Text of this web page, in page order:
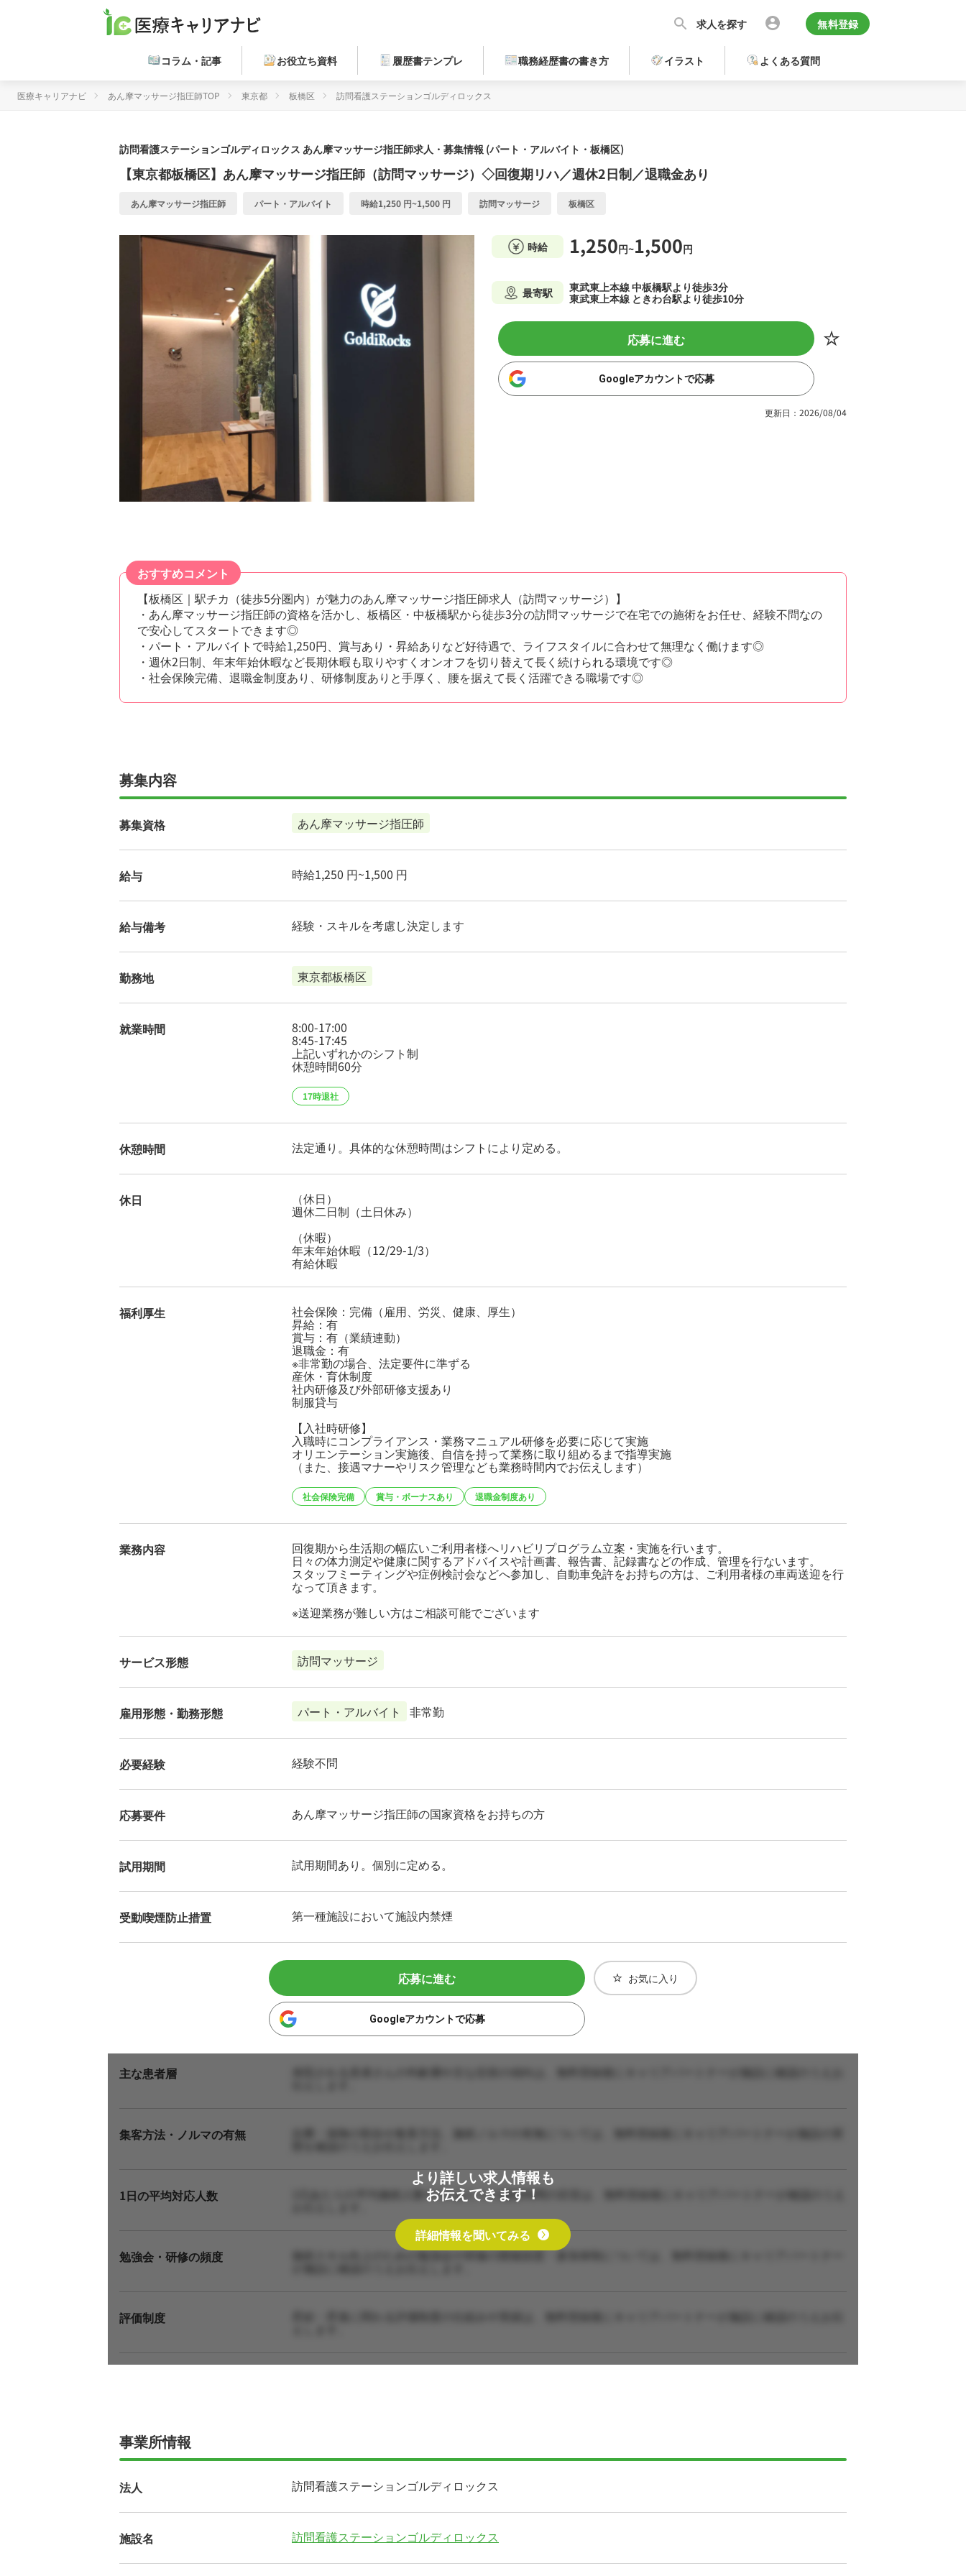
求人を探す 無料登録
コラム・記事 お役立ち資料 履歴書テンプレ 職務経歴書の書き方 イラスト よくある質問
医療キャリアナビ あん摩マッサージ指圧師TOP 東京都 板橋区 訪問看護ステーションゴルディロックス
訪問看護ステーションゴルディロックス あん摩マッサージ指圧師求人・募集情報 (パート・アルバイト・板橋区)
【東京都板橋区】あん摩マッサージ指圧師（訪問マッサージ）◇回復期リハ／週休2日制／退職金あり
あん摩マッサージ指圧師 パート・アルバイト 時給1,250 円~1,500 円 訪問マッサージ 板橋区
時給 1,250円~1,500円
最寄駅
東武東上本線 中板橋駅より徒歩3分
東武東上本線 ときわ台駅より徒歩10分
応募に進む
Googleアカウントで応募
更新日：2026/08/04
おすすめコメント
【板橋区｜駅チカ（徒歩5分圏内）が魅力のあん摩マッサージ指圧師求人（訪問マッサージ）】
・あん摩マッサージ指圧師の資格を活かし、板橋区・中板橋駅から徒歩3分の訪問マッサージで在宅での施術をお任せ、経験不問なの
で安心してスタートできます◎
・パート・アルバイトで時給1,250円、賞与あり・昇給ありなど好待遇で、ライフスタイルに合わせて無理なく働けます◎
・週休2日制、年末年始休暇など長期休暇も取りやすくオンオフを切り替えて長く続けられる環境です◎
・社会保険完備、退職金制度あり、研修制度ありと手厚く、腰を据えて長く活躍できる職場です◎
募集内容
募集資格 あん摩マッサージ指圧師
給与 時給1,250 円~1,500 円
給与備考 経験・スキルを考慮し決定します
勤務地 東京都板橋区
就業時間 8:00-17:00
8:45-17:45
上記いずれかのシフト制
休憩時間60分
17時退社
休憩時間 法定通り。具体的な休憩時間はシフトにより定める。
休日 （休日）
週休二日制（土日休み）
（休暇）
年末年始休暇（12/29-1/3）
有給休暇
福利厚生 社会保険：完備（雇用、労災、健康、厚生）
昇給：有
賞与：有（業績連動）
退職金：有
※非常勤の場合、法定要件に準ずる
産休・育休制度
社内研修及び外部研修支援あり
制服貸与
【入社時研修】
入職時にコンプライアンス・業務マニュアル研修を必要に応じて実施
オリエンテーション実施後、自信を持って業務に取り組めるまで指導実施
（また、接遇マナーやリスク管理なども業務時間内でお伝えします）
社会保険完備 賞与・ボーナスあり 退職金制度あり
業務内容 回復期から生活期の幅広いご利用者様へリハビリプログラム立案・実施を行います。
日々の体力測定や健康に関するアドバイスや計画書、報告書、記録書などの作成、管理を行ないます。
スタッフミーティングや症例検討会などへ参加し、自動車免許をお持ちの方は、ご利用者様の車両送迎を行
なって頂きます。
※送迎業務が難しい方はご相談可能でございます
サービス形態 訪問マッサージ
雇用形態・勤務形態 パート・アルバイト 非常勤
必要経験 経験不問
応募要件 あん摩マッサージ指圧師の国家資格をお持ちの方
試用期間 試用期間あり。個別に定める。
受動喫煙防止措置 第一種施設において施設内禁煙
応募に進む
Googleアカウントで応募
お気に入り
主な患者層 来院される患者さんの年齢層や主な症状の傾向は、無料登録後にキャリアパートナーが施設に確認のうえお
集客方法・ノルマの有無 自費・保険の割合や集客方法、施術ノルマの有無については、無料登録後にキャリアパートナーが施設の実
1日の平均対応人数 1日あたりの平均施術人数や1人あたりの施術時間の目安は、無料登録後にキャリアパートナーが確認のうえ
勉強会・研修の頻度 施術スキル向上のための勉強会や研修の開催頻度・参加体制については、無料登録後にキャリアパートナー
評価制度 昇給・昇進に関わる評価制度の仕組みや実績は、無料登録後にキャリアパートナーが施設に確認のうえお伝
より詳しい求人情報も
お伝えできます！
詳細情報を聞いてみる
事業所情報
法人 訪問看護ステーションゴルディロックス
施設名 訪問看護ステーションゴルディロックス